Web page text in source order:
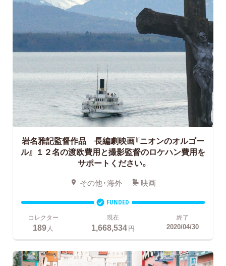
岩名雅記監督作品 長編劇映画『ニオンのオルゴー
ル』 １２名の渡欧費用と撮影監督のロケハン費用を
サポートください。
その他・海外 映画
FUNDED
コレクター
189 人
現在
1,668,534円
終了
2020/04/30